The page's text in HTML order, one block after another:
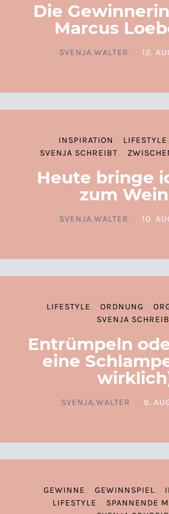
Die
Marcus
SVENJA.WALTER 12.
INSPIRATION LIFESTYLE
SVENJA SCHREIBT
Heute bringe
zum
SVENJA.WALTER 10.
LIFESTYLE ORDNUNG
SVENJA
Entrümpeln
eine
SVENJA.WALTER 9.
GEWINNE GEWINNSPIEL
LIFESTYLE
SPANNENDE